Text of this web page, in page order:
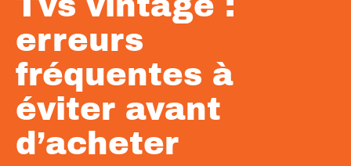
erreurs
fréquentes à
éviter avant
d’acheter